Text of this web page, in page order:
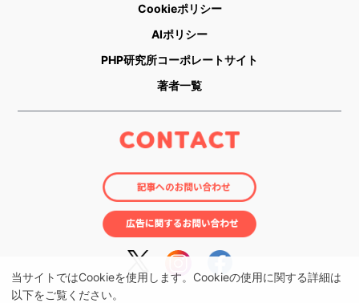
当サイトではCookieを使用します。Cookieの使用に関する詳細は
以下をご覧ください。
Cookieポリシー
AIポリシー
PHP研究所コーポレートサイト
著者一覧